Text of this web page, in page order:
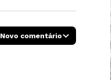
Novo comentário